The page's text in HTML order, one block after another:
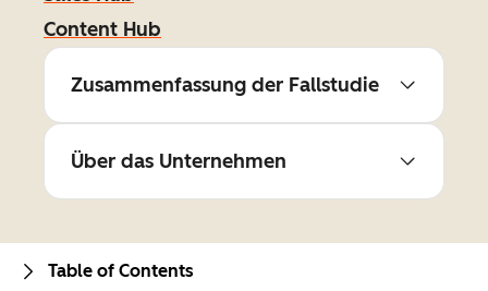
Content Hub
Zusammenfassung der Fallstudie
Über das Unternehmen
Table of Contents